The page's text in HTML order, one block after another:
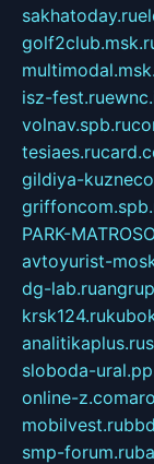
sakhatoday.ru
isz-fest.ru
volnav.spb.ru
tesiaes.ru
gildiya-
PARK-
avtoyurist-
dg-lab.ru
krsk124.ru
analitikaplus.ru
sloboda-
online-z.com
mobilvest.ru
smp-forum.ru